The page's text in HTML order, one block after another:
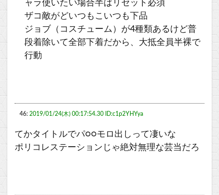
ャラ使いたい場合半ばリセット必須
ザコ敵がどいつもこいつも下品
ジョブ（コスチューム）が4種類あるけど普
段着除いて全部下着だから、大抵全員半裸で
行動
46: 2019/01/24(木) 00:17:54.30 ID:c1p2YHYya
てかタイトルでパ○○モロ出しって凄いな
ポリコレステーションじゃ絶対無理な芸当だろ